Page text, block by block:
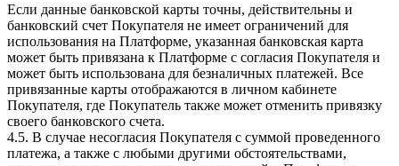
Если данные банковской карты точны, действительны и
банковский счет Покупателя не имеет ограничений для
использования на Платформе, указанная банковская карта
может быть привязана к Платформе с согласия Покупателя и
может быть использована для безналичных платежей. Все
привязанные карты отображаются в личном кабинете
Покупателя, где Покупатель также может отменить привязку
своего банковского счета.
4.5. В случае несогласия Покупателя с суммой проведенного
платежа, а также с любыми другими обстоятельствами,